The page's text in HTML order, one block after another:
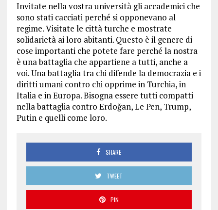
Invitate nella vostra università gli accademici che
sono stati cacciati perché si opponevano al
regime. Visitate le città turche e mostrate
solidarietà ai loro abitanti. Questo è il genere di
cose importanti che potete fare perché la nostra
è una battaglia che appartiene a tutti, anche a
voi. Una battaglia tra chi difende la democrazia e i
diritti umani contro chi opprime in Turchia, in
Italia e in Europa. Bisogna essere tutti compatti
nella battaglia contro Erdoğan, Le Pen, Trump,
Putin e quelli come loro.
SHARE
TWEET
PIN